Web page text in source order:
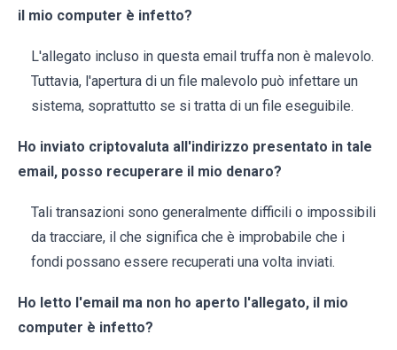
il mio computer è infetto?
L'allegato incluso in questa email truffa non è malevolo.
Tuttavia, l'apertura di un file malevolo può infettare un
sistema, soprattutto se si tratta di un file eseguibile.
Ho inviato criptovaluta all'indirizzo presentato in tale
email, posso recuperare il mio denaro?
Tali transazioni sono generalmente difficili o impossibili
da tracciare, il che significa che è improbabile che i
fondi possano essere recuperati una volta inviati.
Ho letto l'email ma non ho aperto l'allegato, il mio
computer è infetto?